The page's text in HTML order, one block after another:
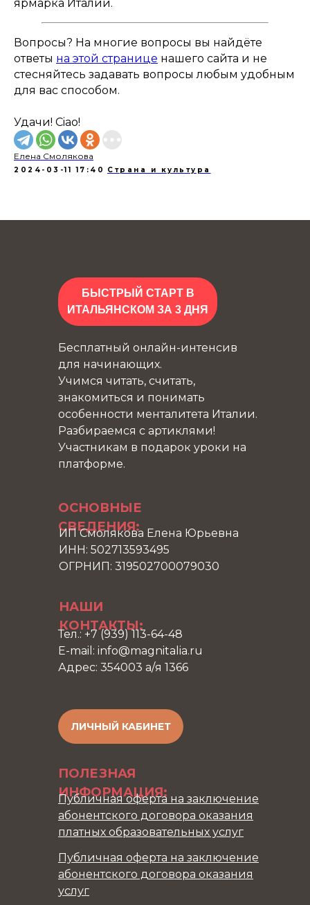
ярмарка Италии.
Вопросы? На многие вопросы вы найдёте
ответы на этой странице нашего сайта и не
стесняйтесь задавать вопросы любым удобным
для вас способом.
Удачи! Ciao!
Елена Смолякова
2024-03-11 17:40 Страна и культура
ЛИЧНЫЙ КАБИНЕТ
БЫСТРЫЙ СТАРТ В
ИТАЛЬЯНСКОМ ЗА 3 ДНЯ
ОСНОВНЫЕ
СВЕДЕНИЯ:
НАШИ
КОНТАКТЫ:
ПОЛЕЗНАЯ
ИНФОРМАЦИЯ:
ИП Смолякова Елена Юрьевна
ИНН: 502713593495
ОГРНИП: 319502700079030
Бесплатный онлайн-интенсив
для начинающих.
Учимся читать, считать,
знакомиться и понимать
особенности менталитета Италии.
Разбираемся с артиклями!
Участникам в подарок уроки на
платформе.
Публичная оферта на заключение
абонентского договора оказания
услуг
Публичная оферта на заключение
абонентского договора оказания
платных образовательных услуг
Тел.: +7 (939) 113-64-48
E-mail: info@magnitalia.ru
Адрес: 354003 а/я 1366